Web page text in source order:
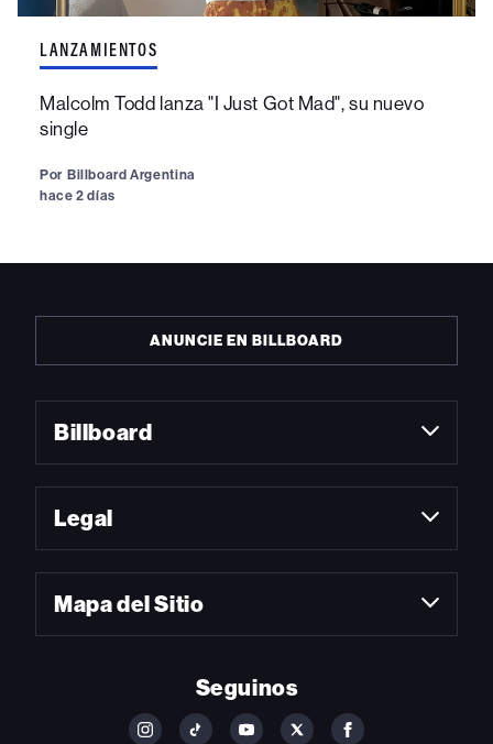
LANZAMIENTOS
Malcolm Todd lanza "I Just Got Mad", su nuevo
single
Por Billboard Argentina
hace 2 días
ANUNCIE EN BILLBOARD
Billboard
Legal
Mapa del Sitio
Seguinos
FOLLOWFOLLOWFOLLOWFOLLOWFOLLOW